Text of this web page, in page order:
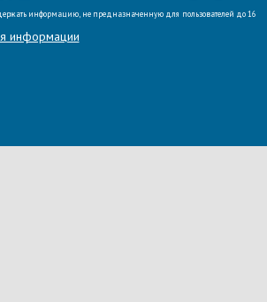
информацию, не предназначенную для пользователей до 16
информации